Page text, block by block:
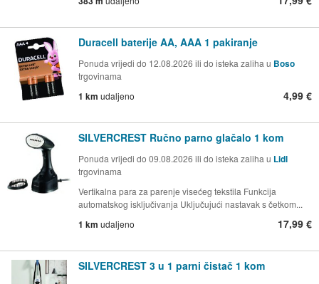
Duracell baterije AA, AAA 1 pakiranje
Ponuda vrijedi do 12.08.2026 ili do isteka zaliha u Boso
trgovinama
1 km udaljeno 4,99 €
SILVERCREST Ručno parno glačalo 1 kom
Ponuda vrijedi do 09.08.2026 ili do isteka zaliha u Lidl
trgovinama
Vertikalna para za parenje visećeg tekstila Funkcija
automatskog isključivanja Uključujući nastavak s četkom...
1 km udaljeno 17,99 €
SILVERCREST 3 u 1 parni čistač 1 kom